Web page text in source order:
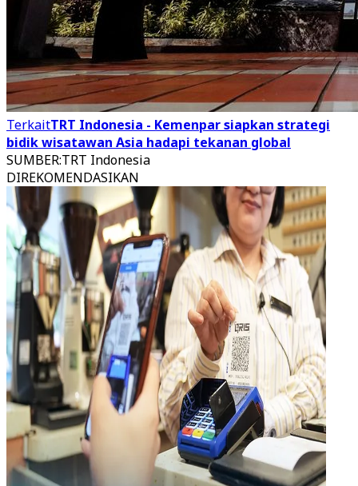
TerkaitTRT Indonesia - Kemenpar siapkan strategi
bidik wisatawan Asia hadapi tekanan global
SUMBER:TRT Indonesia
DIREKOMENDASIKAN